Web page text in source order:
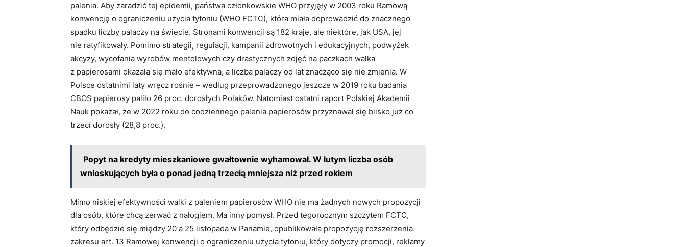
palenia. Aby zaradzić tej epidemii, państwa członkowskie WHO przyjęły w 2003 roku Ramową
konwencję o ograniczeniu użycia tytoniu (WHO FCTC), która miała doprowadzić do znacznego
spadku liczby palaczy na świecie. Stronami konwencji są 182 kraje, ale niektóre, jak USA, jej
nie ratyfikowały. Pomimo strategii, regulacji, kampanii zdrowotnych i edukacyjnych, podwyżek
akcyzy, wycofania wyrobów mentolowych czy drastycznych zdjęć na paczkach walka
z papierosami okazała się mało efektywna, a liczba palaczy od lat znacząco się nie zmienia. W
Polsce ostatnimi laty wręcz rośnie – według przeprowadzonego jeszcze w 2019 roku badania
CBOS papierosy paliło 26 proc. dorosłych Polaków. Natomiast ostatni raport Polskiej Akademii
Nauk pokazał, że w 2022 roku do codziennego palenia papierosów przyznawał się blisko już co
trzeci dorosły (28,8 proc.).
Popyt na kredyty mieszkaniowe gwałtownie wyhamował. W lutym liczba osób
wnioskujących była o ponad jedną trzecią mniejsza niż przed rokiem
Mimo niskiej efektywności walki z paleniem papierosów WHO nie ma żadnych nowych propozycji
dla osób, które chcą zerwać z nałogiem. Ma inny pomysł. Przed tegorocznym szczytem FCTC,
który odbędzie się między 20 a 25 listopada w Panamie, opublikowała propozycję rozszerzenia
zakresu art. 13 Ramowej konwencji o ograniczeniu użycia tytoniu, który dotyczy promocji, reklamy